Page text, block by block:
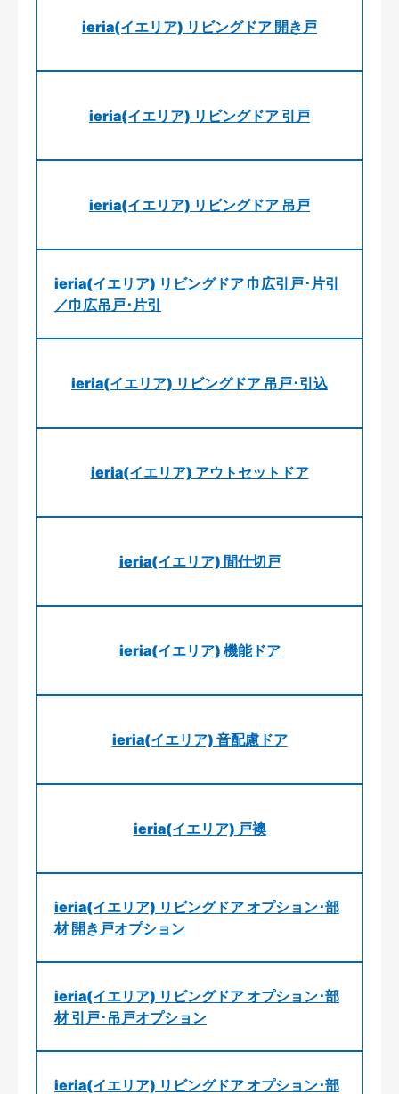
ieria(イエリア) リビングドア 開き戸
ieria(イエリア) リビングドア 引戸
ieria(イエリア) リビングドア 吊戸
ieria(イエリア) リビングドア 巾広引戸･片引
／巾広吊戸･片引
ieria(イエリア) リビングドア 吊戸･引込
ieria(イエリア) アウトセットドア
ieria(イエリア) 間仕切戸
ieria(イエリア) 機能ドア
ieria(イエリア) 音配慮ドア
ieria(イエリア) 戸襖
ieria(イエリア) リビングドア オプション･部
材 開き戸オプション
ieria(イエリア) リビングドア オプション･部
材 引戸･吊戸オプション
ieria(イエリア) リビングドア オプション･部